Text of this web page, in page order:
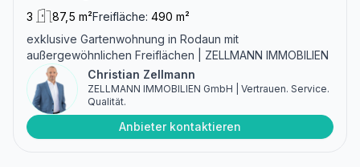
3 87,5 m²Freifläche: 490 m²
exklusive Gartenwohnung in Rodaun mit
außergewöhnlichen Freiflächen | ZELLMANN IMMOBILIEN
Christian Zellmann
ZELLMANN IMMOBILIEN GmbH | Vertrauen. Service.
Qualität.
Anbieter kontaktieren